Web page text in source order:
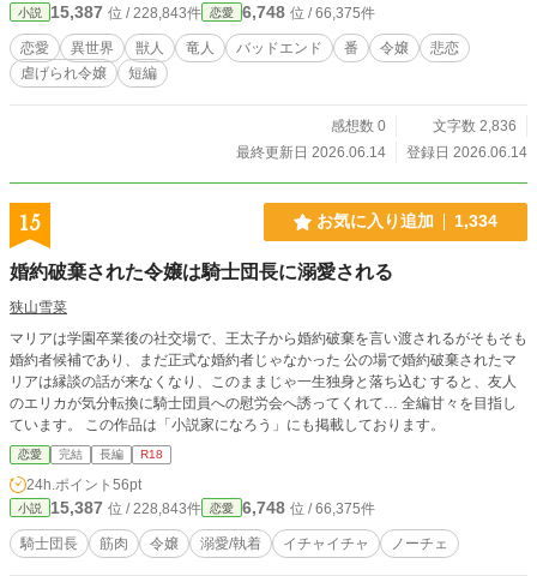
小説 15,387 位 / 228,843件 恋愛 6,748 位 / 66,375件
恋愛 異世界 獣人 竜人 バッドエンド 番 令嬢
悲恋
虐げられ令嬢
短編
感想数 0
文字数 2,836
最終更新日 2026.06.14
登録日 2026.06.14
15 お気に入り追加 1,334
婚約破棄された令嬢は騎士団長に溺愛される
狭山雪菜
マリアは学園卒業後の社交場で、王太子から婚約破棄を言い渡されるがそもそも
婚約者候補であり、まだ正式な婚約者じゃなかった 公の場で婚約破棄されたマ
リアは縁談の話が来なくなり、このままじゃ一生独身と落ち込む すると、友人
のエリカが気分転換に騎士団員への慰労会へ誘ってくれて… 全編甘々を目指し
ています。 この作品は「小説家になろう」にも掲載しております。
恋愛 完結 長編 R18
24h.ポイント 56pt
小説 15,387 位 / 228,843件 恋愛 6,748 位 / 66,375件
騎士団長 筋肉 令嬢 溺愛/執着 イチャイチャ ノーチェ